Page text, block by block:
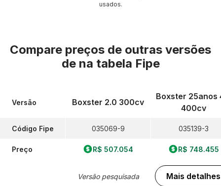
usados.
Compare preços de outras versões
de na tabela Fipe
Versão
Código Fipe
Preço
Boxster 2.0 300cv
035069-9
R$ 507.054
Versão pesquisada
Boxster 25anos
400cv
035139-3
R$ 748.455
Mais detalhes